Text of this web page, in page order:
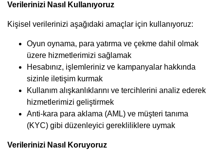
Verilerinizi Nasıl Kullanıyoruz
Kişisel verilerinizi aşağıdaki amaçlar için kullanıyoruz:
Oyun oynama, para yatırma ve çekme dahil olmak
üzere hizmetlerimizi sağlamak
Hesabınız, işlemleriniz ve kampanyalar hakkında
sizinle iletişim kurmak
Kullanım alışkanlıklarını ve tercihlerini analiz ederek
hizmetlerimizi geliştirmek
Anti-kara para aklama (AML) ve müşteri tanıma
(KYC) gibi düzenleyici gerekliliklere uymak
Verilerinizi Nasıl Koruyoruz